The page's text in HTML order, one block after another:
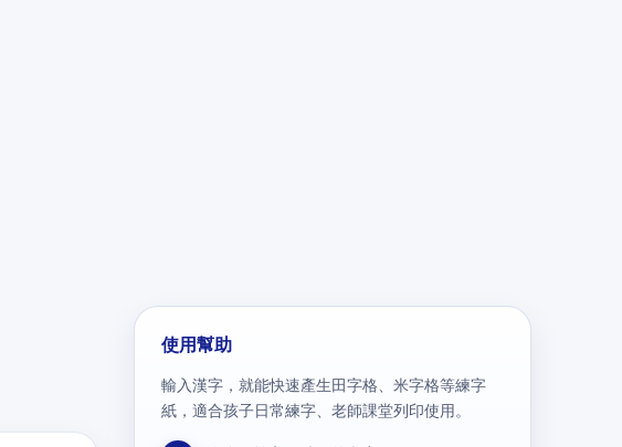
使用幫助
輸入漢字，就能快速產生田字格、米字格等練字
紙，適合孩子日常練字、老師課堂列印使用。